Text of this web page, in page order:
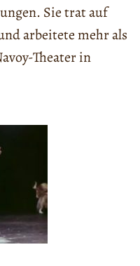
Sie trat auf
arbeitete mehr als
Theater in